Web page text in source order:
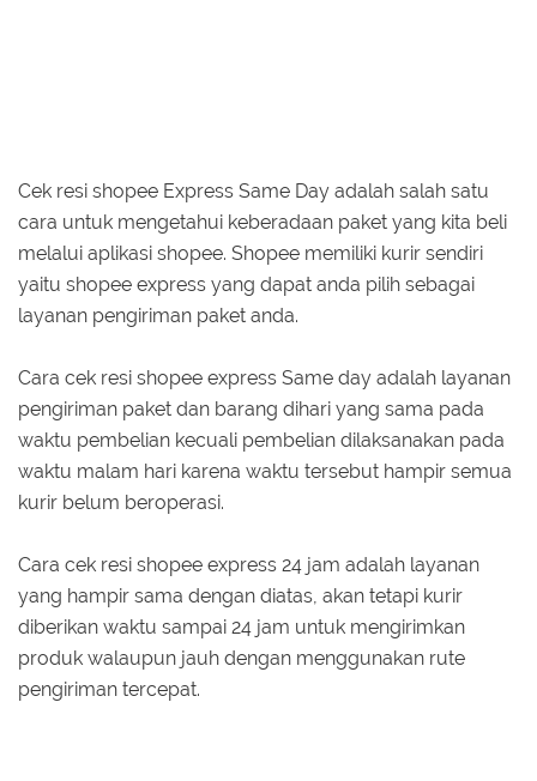
Cek resi shopee Express Same Day adalah salah satu
cara untuk mengetahui keberadaan paket yang kita beli
melalui aplikasi shopee. Shopee memiliki kurir sendiri
yaitu shopee express yang dapat anda pilih sebagai
layanan pengiriman paket anda.
Cara cek resi shopee express Same day adalah layanan
pengiriman paket dan barang dihari yang sama pada
waktu pembelian kecuali pembelian dilaksanakan pada
waktu malam hari karena waktu tersebut hampir semua
kurir belum beroperasi.
Cara cek resi shopee express 24 jam adalah layanan
yang hampir sama dengan diatas, akan tetapi kurir
diberikan waktu sampai 24 jam untuk mengirimkan
produk walaupun jauh dengan menggunakan rute
pengiriman tercepat.